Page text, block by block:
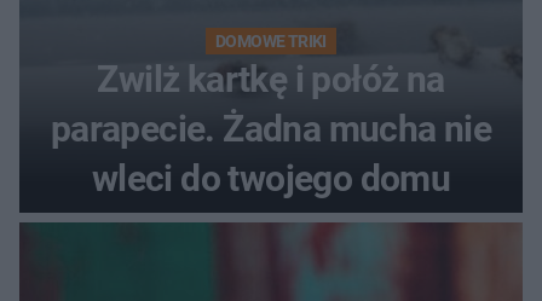
DOMOWE TRIKI
Zwilż kartkę i połóż na
parapecie. Żadna mucha nie
wleci do twojego domu